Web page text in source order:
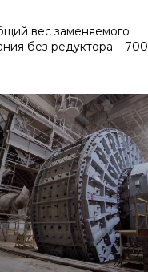
50 50
вес заменяемого
без редуктора – 700